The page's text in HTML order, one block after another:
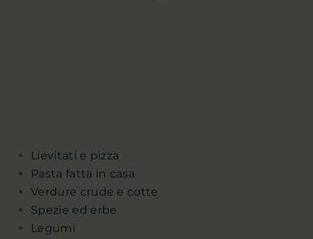
Lievitati e pizza
Pasta fatta in casa
Verdure crude e cotte
Spezie ed erbe
Legumi